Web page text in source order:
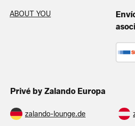
ABOUT YOU
Privé by Zalando Europa
zalando-lounge.de